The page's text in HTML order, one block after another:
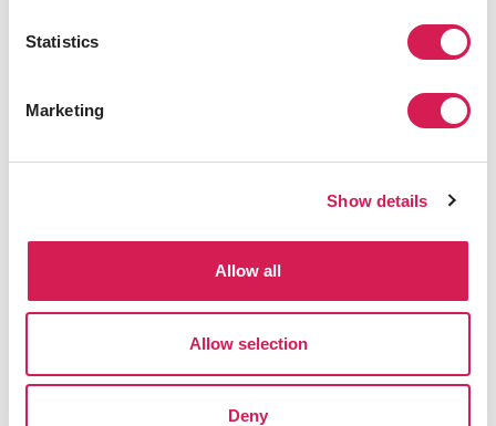
Statistics
Marketing
Show details
Allow all
Allow selection
Deny
か？それはどんなことですか？
留学の価値を高めるための方法を学び、さらには同じト
ビタテ生と出会い刺激を受けます。
留学中には、留学報告書を毎月書きます。
その行為も留学の意味や目的を再認識する良いきっかけ
になります。